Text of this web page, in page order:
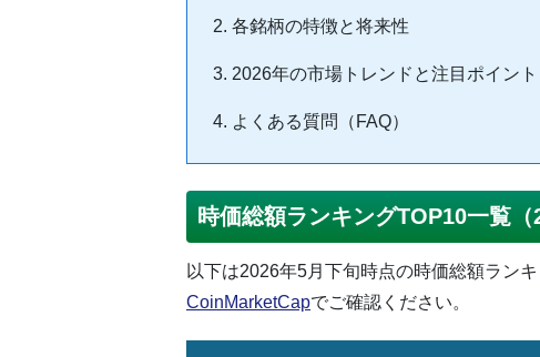
各銘柄の特徴と将来性
2026年の市場トレンドと注目ポイント
よくある質問（FAQ）
時価総額ランキングTOP10一覧（
以下は2026年5月下旬時点の時価総額ラン
CoinMarketCapでご確認ください。